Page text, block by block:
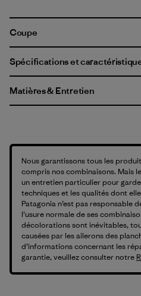
Coupe
Spécifications et
Matières & Entretien
Nous garantissons tous les
compris nos combinaisons. Mais
un entretien particulier pour
techniques et les qualités dont
Patagonia n’est pas responsable
l’usure normale de ses
décolorations sont inévitables,
causées par les ailerons des
d’informations concernant les
garantie, veuillez consulter notre